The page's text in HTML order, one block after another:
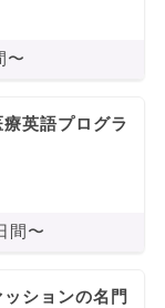
〜
英語プログラ
間〜
ションの名門